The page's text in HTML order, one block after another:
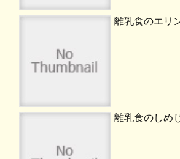
離乳食のエリ
離乳食のしめ